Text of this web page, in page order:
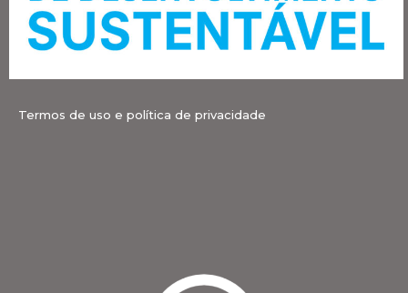
Termos de uso e política de privacidade